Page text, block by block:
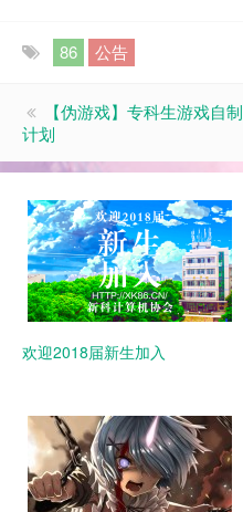
86 公告
【伪游戏】专科生游戏自制
计划
欢迎2018届新生加入